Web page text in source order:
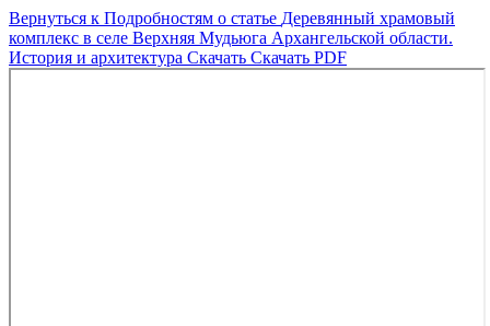
Вернуться к Подробностям о статье Деревянный храмовый
комплекс в селе Верхняя Мудьюга Архангельской области.
История и архитектура Скачать Скачать PDF